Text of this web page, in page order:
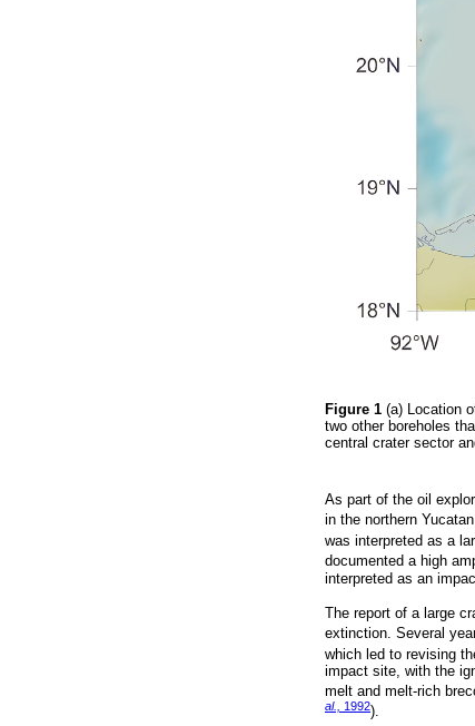
Figure 1 (a) Location
two other boreholes
central crater sector
As part of the oil
in the northern
was interpreted as a
documented a high
interpreted as an
The report of a large
extinction. Several
which led to revising
impact site, with the
melt and melt-rich
al.,
1992).